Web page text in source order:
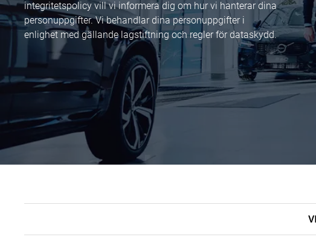
integritetspolicy vill vi informera dig om hur vi hanterar dina
personuppgifter. Vi behandlar dina personuppgifter i
enlighet med gällande lagstiftning och regler för dataskydd.